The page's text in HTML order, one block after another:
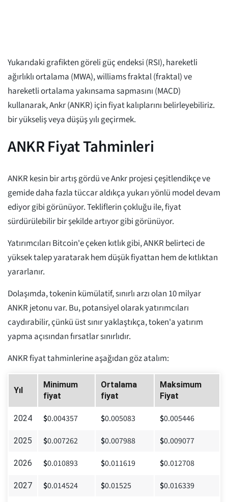
Yukarıdaki grafikten göreli güç endeksi (RSI), hareketli
ağırlıklı ortalama (MWA), williams fraktal (fraktal) ve
hareketli ortalama yakınsama sapmasını (MACD)
kullanarak, Ankr (ANKR) için fiyat kalıplarını belirleyebiliriz.
bir yükseliş veya düşüş yılı geçirmek.
ANKR Fiyat Tahminleri
ANKR kesin bir artış gördü ve Ankr projesi çeşitlendikçe ve
gemide daha fazla tüccar aldıkça yukarı yönlü model devam
ediyor gibi görünüyor. Tekliflerin çokluğu ile, fiyat
sürdürülebilir bir şekilde artıyor gibi görünüyor.
Yatırımcıları Bitcoin'e çeken kıtlık gibi, ANKR belirteci de
yüksek talep yaratarak hem düşük fiyattan hem de kıtlıktan
yararlanır.
Dolaşımda, tokenin kümülatif, sınırlı arzı olan 10 milyar
ANKR jetonu var. Bu, potansiyel olarak yatırımcıları
caydırabilir, çünkü üst sınır yaklaştıkça, token'a yatırım
yapma açısından fırsatlar sınırlıdır.
ANKR fiyat tahminlerine aşağıdan göz atalım:
Yıl
Minimum
fiyat
Ortalama
fiyat
Maksimum
Fiyat
2024 $0.004357 $0.005083 $0.005446
2025 $0.007262 $0.007988 $0.009077
2026 $0.010893 $0.011619 $0.012708
2027 $0.014524 $0.01525 $0.016339